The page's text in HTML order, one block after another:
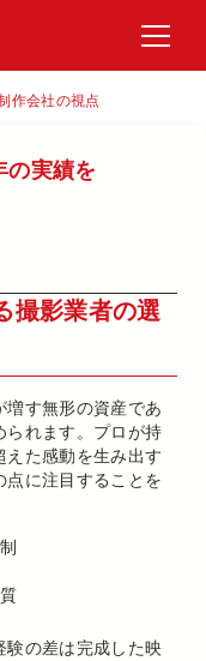
作会社の視点
の​実績を​
撮影業者の選
す無形の資産であ
られます。プロが持
た感動を生み出す
に注目することを
験の差は完成した映